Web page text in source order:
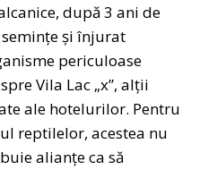
după 3 ani de
și înjurat
periculoase
Vila Lac „x”, alții
ale hotelurilor. Pentru
reptilelor, acestea nu
alianțe ca să